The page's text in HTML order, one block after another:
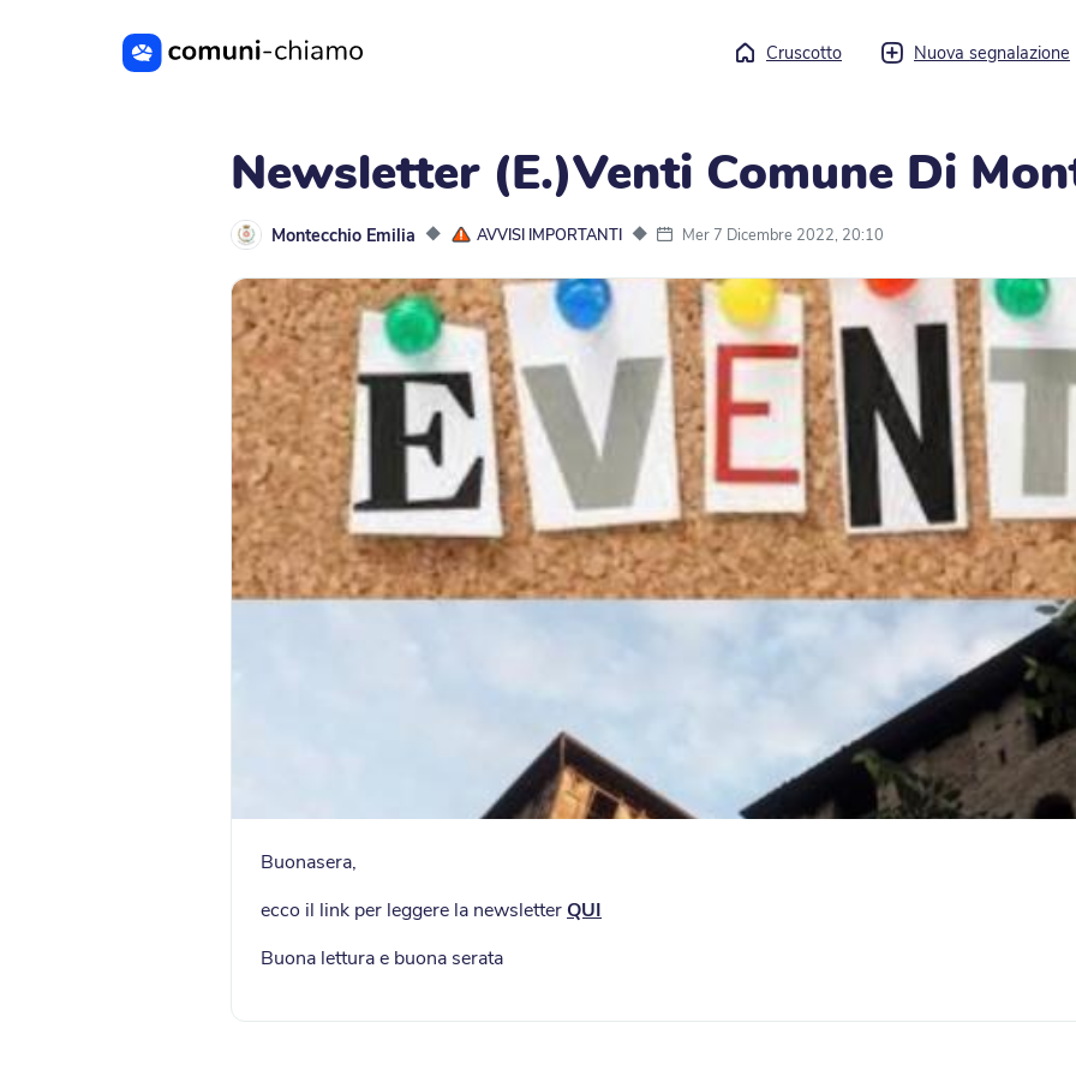
Vai al contenuto principale Cruscotto Nuova segnalazione
Newsletter (E.)Venti Comune Di
Montecchio Emilia ◆ AVVISI IMPORTANTI ◆ Mer 7 Dicembre 2022, 20:10
Buonasera,
ecco il link per leggere la newsletterQUI
Buona lettura e buona serata